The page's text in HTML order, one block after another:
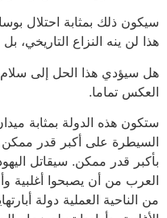
سيكون ذلك بمثابة احتلال
هذا لن ينه النزاع التاريخي،
هل سيؤدي هذا الحل إلى
العكس تماما.
ستكون هذه الدولة بمثابة
السيطرة على أكبر قدر
بأكبر قدر ممكن. سيقاتل
العرب من أن يصبحوا أغلبية
من الناحية العملية دولة